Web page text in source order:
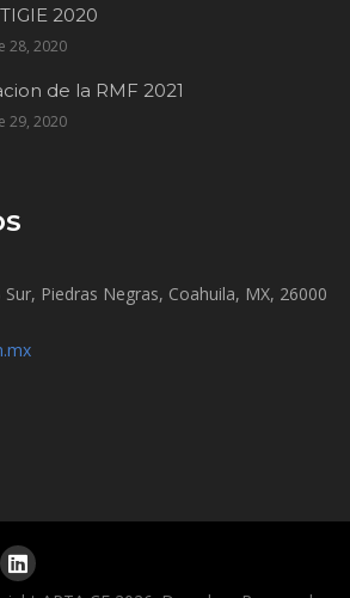
2020
28, 2020
de la RMF 2021
29, 2020
Piedras Negras, Coahuila, MX, 26000